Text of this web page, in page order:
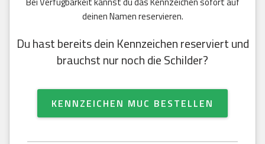
deinen Namen reservieren.
Du hast bereits dein Kennzeichen reserviert und
brauchst nur noch die Schilder?
KENNZEICHEN MUC BESTELLEN